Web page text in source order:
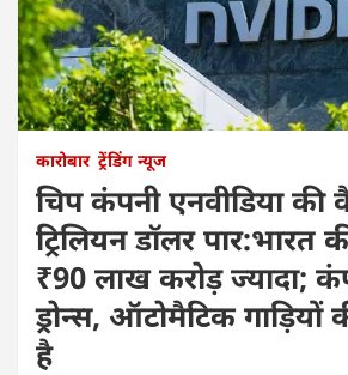
कारोबार ट्रेंडिंग न्यूज
चिप कंपनी एनवीडिया की
ट्रिलियन डॉलर पार:भारत
₹90 लाख करोड़ ज्यादा;
ड्रोन्स, ऑटोमैटिक गाड़ियों
है